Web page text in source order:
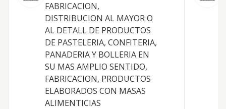
FABRICACION,
DISTRIBUCION AL MAYOR O
AL DETALL DE PRODUCTOS
DE PASTELERIA, CONFITERIA,
PANADERIA Y BOLLERIA EN
SU MAS AMPLIO SENTIDO,
FABRICACION, PRODUCTOS
ELABORADOS CON MASAS
ALIMENTICIAS